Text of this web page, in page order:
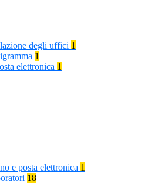
degli uffici 1
1
elettronica 1
e posta elettronica 1
18